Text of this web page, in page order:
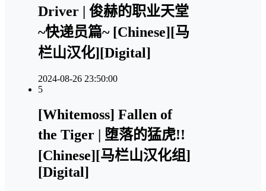
Driver | 俊赫的职业天堂
~快递员篇~ [Chinese][马
栏山汉化][Digital]
2024-08-26 23:50:00
5
[Whitemoss] Fallen of
the Tiger | 堕落的猛虎!!
[Chinese][马栏山汉化组]
[Digital]